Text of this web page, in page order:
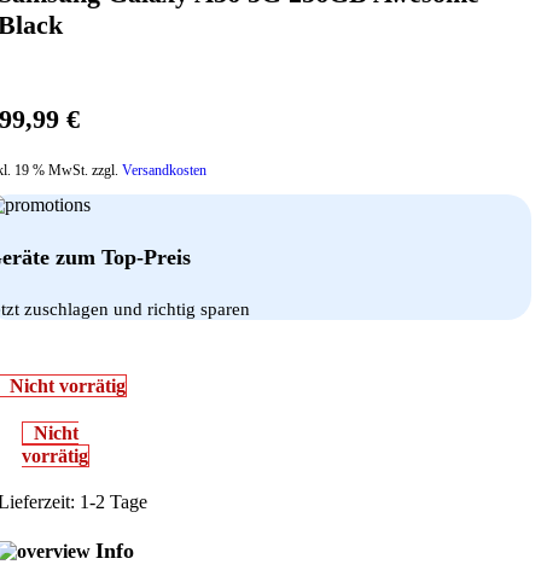
€
19 % MwSt. zzgl. Versandkosten
zum Top-Preis
zuschlagen und richtig sparen
Nicht vorrätig
Nicht
vorrätig
1-2 Tage
Info